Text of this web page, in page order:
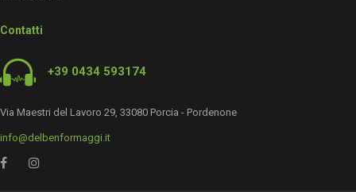
Contatti
+39 0434 593174
Via Maestri del Lavoro 29, 33080 Porcia - Pordenone
info@delbenformaggi.it